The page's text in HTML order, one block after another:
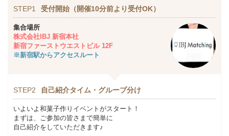
STEP1 受付開始（開催10分前より受付OK）
集合場所
株式会社IBJ 新宿本社
新宿ファーストウエストビル 12F
※新宿駅からアクセスルート
STEP2 自己紹介タイム・グループ分け
いよいよ和菓子作りイベントがスタート！
まずは、ご参加の皆さまで簡単に
自己紹介をしていただきます♪